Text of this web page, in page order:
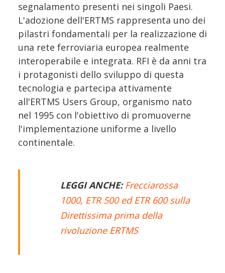
segnalamento presenti nei singoli Paesi.
L'adozione dell'ERTMS rappresenta uno dei
pilastri fondamentali per la realizzazione di
una rete ferroviaria europea realmente
interoperabile e integrata. RFI è da anni tra
i protagonisti dello sviluppo di questa
tecnologia e partecipa attivamente
all'ERTMS Users Group, organismo nato
nel 1995 con l'obiettivo di promuoverne
l'implementazione uniforme a livello
continentale.
LEGGI ANCHE: Frecciarossa
1000, ETR 500 ed ETR 600 sulla
Direttissima prima della
rivoluzione ERTMS